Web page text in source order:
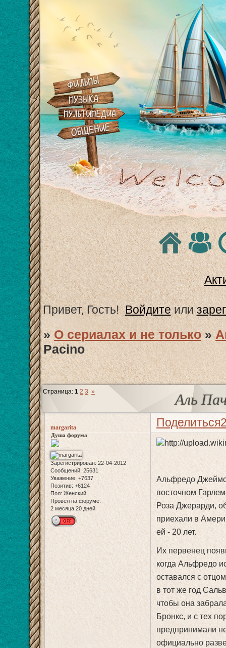
Привет, Гость! Войдитеили
»О сериалах и не только »
Pacino
Аль
Страница:1 2 3 »
Поделиться
margarita
Душа форума
Зарегистрирован: 22-04-2012
Сообщений: 25631
Уважение: +7637
Позитив: +6124
Пол: Женский
Провел на форуме:
2 месяца 20 дней
Альфредо Джеймс
восточном
Роза Джерарди,
приехали в
ей - 20 лет.
Их первенец
когда Альфредо
оставался с
в тот же год
чтобы она
Бронкс, и с тех
предпринимали
официально